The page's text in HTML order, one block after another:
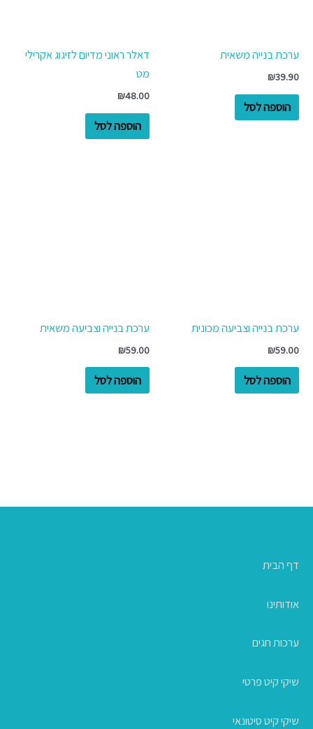
ערכת בנייה משאית
₪39.90
הוספה לסל
דאלר ראוני מדיום לזיגוג אקרילי
מט
₪48.00
הוספה לסל
ערכת בנייה וצביעה מכונית
₪59.00
הוספה לסל
ערכת בנייה וצביעה משאית
₪59.00
הוספה לסל
דף הבית
אודותינו
ערכות חגים
שיקי קיט פרטי
שיקי קיט סיטונאי